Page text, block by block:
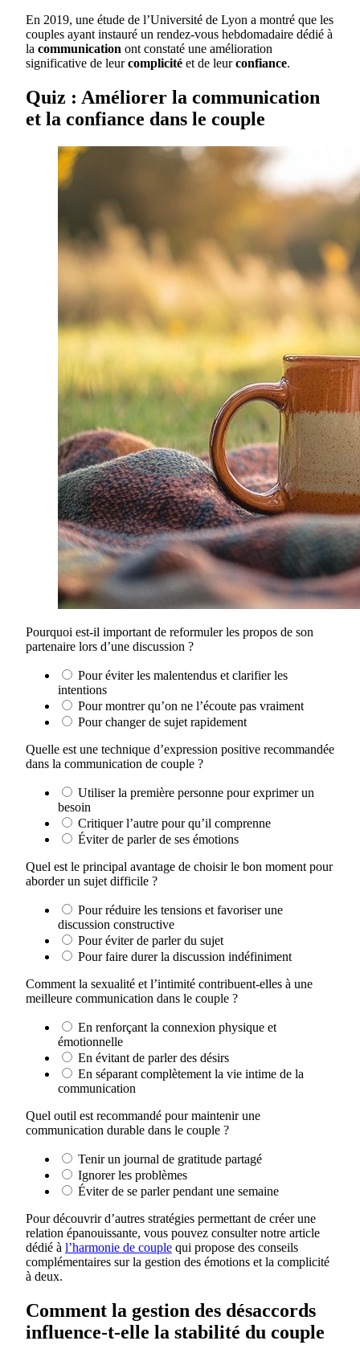
En 2019, une étude de l’Université de Lyon a montré que les
couples ayant instauré un rendez-vous hebdomadaire dédié à
la communication ont constaté une amélioration
significative de leurcomplicité et de leurconfiance.
Quiz : Améliorer la communication
et la confiance dans le couple
Pourquoi est-il important de reformuler les propos de son
partenaire lors d’une discussion ?
Pour éviter les malentendus et clarifier les
intentions
Pour montrer qu’on ne l’écoute pas vraiment
Pour changer de sujet rapidement
Quelle est une technique d’expression positive recommandée
dans la communication de couple ?
Utiliser la première personne pour exprimer un
besoin
Critiquer l’autre pour qu’il comprenne
Éviter de parler de ses émotions
Quel est le principal avantage de choisir le bon moment pour
aborder un sujet difficile ?
Pour réduire les tensions et favoriser une
discussion constructive
Pour éviter de parler du sujet
Pour faire durer la discussion indéfiniment
Comment la sexualité et l’intimité contribuent-elles à une
meilleure communication dans le couple ?
En renforçant la connexion physique et
émotionnelle
En évitant de parler des désirs
En séparant complètement la vie intime de la
communication
Quel outil est recommandé pour maintenir une
communication durable dans le couple ?
Tenir un journal de gratitude partagé
Ignorer les problèmes
Éviter de se parler pendant une semaine
Pour découvrir d’autres stratégies permettant de créer une
relation épanouissante, vous pouvez consulter notre article
dédié à l’harmonie de couple qui propose des conseils
complémentaires sur la gestion des émotions et la complicité
à deux.
Comment la gestion des désaccords
influence-t-elle la stabilité du couple